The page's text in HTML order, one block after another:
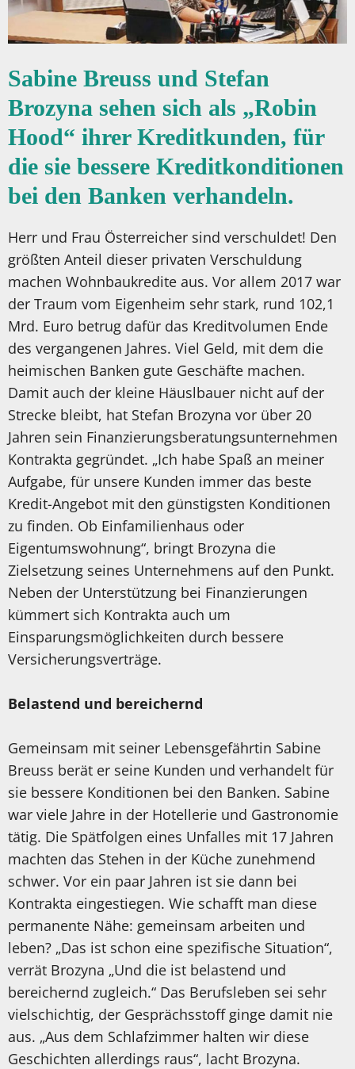
Sabine Breuss und Stefan
Brozyna sehen sich als „Robin
Hood“ ihrer Kreditkunden, für
die sie bessere Kreditkonditionen
bei den Banken verhandeln.
Herr und Frau Österreicher sind verschuldet! Den
größten Anteil dieser privaten Verschuldung
machen Wohnbaukredite aus. Vor allem 2017 war
der Traum vom Eigenheim sehr stark, rund 102,1
Mrd. Euro betrug dafür das Kreditvolumen Ende
des vergangenen Jahres. Viel Geld, mit dem die
heimischen Banken gute Geschäfte machen.
Damit auch der kleine Häuslbauer nicht auf der
Strecke bleibt, hat Stefan Brozyna vor über 20
Jahren sein Finanzierungsberatungsunternehmen
Kontrakta gegründet. „Ich habe Spaß an meiner
Aufgabe, für unsere Kunden immer das beste
Kredit-Angebot mit den günstigsten Konditionen
zu finden. Ob Einfamilienhaus oder
Eigentumswohnung“, bringt Brozyna die
Zielsetzung seines Unternehmens auf den Punkt.
Neben der Unterstützung bei Finanzierungen
kümmert sich Kontrakta auch um
Einsparungsmöglichkeiten durch bessere
Versicherungsverträge.
Belastend und bereichernd
Gemeinsam mit seiner Lebensgefährtin Sabine
Breuss berät er seine Kunden und verhandelt für
sie bessere Konditionen bei den Banken. Sabine
war viele Jahre in der Hotellerie und Gastronomie
tätig. Die Spätfolgen eines Unfalles mit 17 Jahren
machten das Stehen in der Küche zunehmend
schwer. Vor ein paar Jahren ist sie dann bei
Kontrakta eingestiegen. Wie schafft man diese
permanente Nähe: gemeinsam arbeiten und
leben? „Das ist schon eine spezifische Situation“,
verrät Brozyna „Und die ist belastend und
bereichernd zugleich.“ Das Berufsleben sei sehr
vielschichtig, der Gesprächsstoff ginge damit nie
aus. „Aus dem Schlafzimmer halten wir diese
Geschichten allerdings raus“, lacht Brozyna.